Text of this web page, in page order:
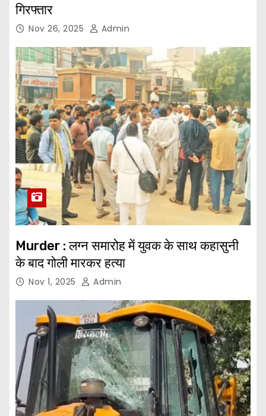
गिरफ्तार
Nov 26, 2025 Admin
Murder : लग्न समारोह में युवक के साथ कहासुनी
के बाद गोली मारकर हत्या
Nov 1, 2025 Admin